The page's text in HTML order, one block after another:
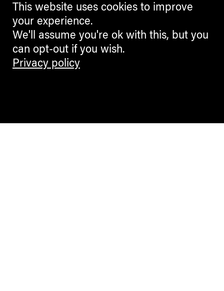
This website uses cookies to improve
your experience.
We'll assume you're ok with this, but you
can opt-out if you wish.
Privacy policy